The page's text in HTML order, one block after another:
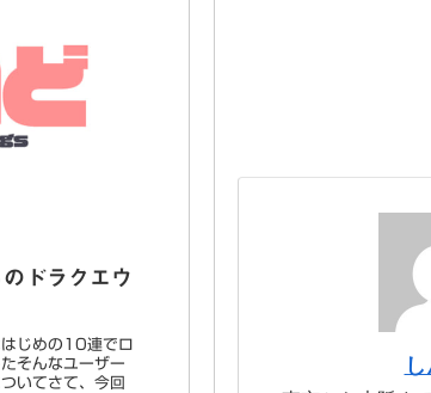
ドラクエウ
はじめの10連でロ
そんなユーザー
いてさて、今回